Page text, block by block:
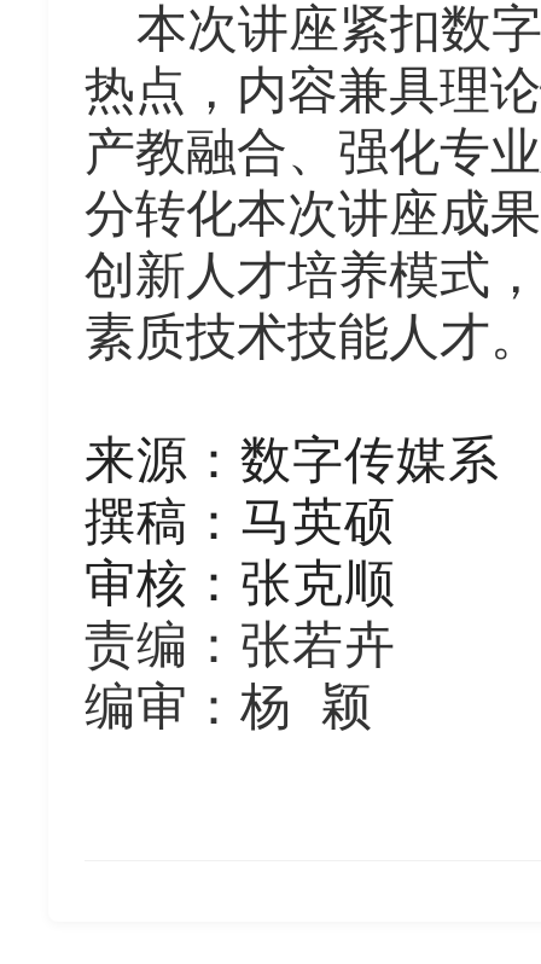
本次讲座紧扣数
热点，内容兼具理
产教融合、强化专
分转化本次讲座成
创新人才培养模式
素质技术技能人才。
来源 ： 数字传媒系
撰稿： 马英硕
审核： 张克顺
责编：张若卉
编审：杨
颖